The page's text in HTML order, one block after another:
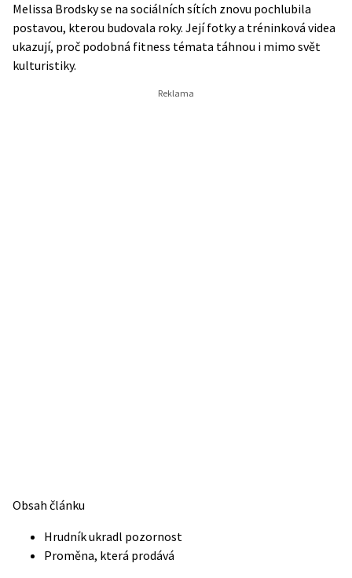
Melissa Brodsky se na sociálních sítích znovu pochlubila
postavou, kterou budovala roky. Její fotky a tréninková videa
ukazují, proč podobná fitness témata táhnou i mimo svět
kulturistiky.
Obsah článku
Hrudník ukradl pozornost
Proměna, která prodává